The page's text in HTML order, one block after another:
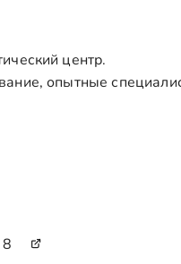
центр.
опытные